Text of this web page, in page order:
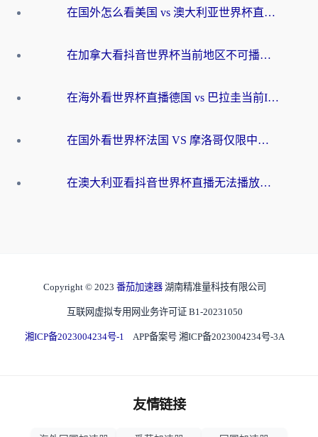
在国外怎么看美国 vs 澳大利亚世界杯直播？海外党必藏的中文解说观赛指南
在加拿大看抖音世界杯当前地区不可播放？海外党体育观赛终极指南
在海外看世界杯直播德国 vs 巴拉圭当前IP受限制？这篇指南帮你轻松解决地区限制
在国外看世界杯法国 VS 摩洛哥仅限中国大陆？别让地域限制拦下你的欢呼
在澳大利亚看抖音世界杯直播无法播放？海外党体育观赛终极指南来了！
Copyright © 2023 番茄加速器 湖南精准量科技有限公司
互联网虚拟专用网业务许可证 B1-20231050
湘ICP备2023004234号-1 APP备案号 湘ICP备2023004234号-3A
友情链接